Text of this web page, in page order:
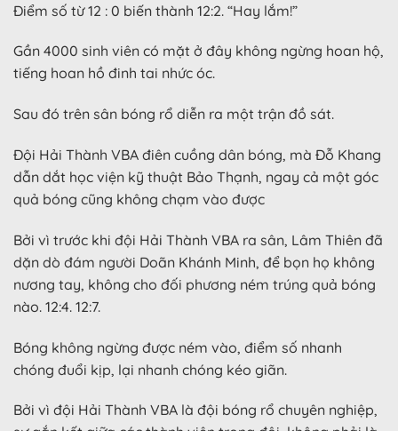
Điểm số từ 12 : 0 biến thành 12:2. “Hay lắm!”
Gần 4000 sinh viên có mặt ở đây không ngừng hoan hộ,
tiếng hoan hồ đinh tai nhức óc.
Sau đó trên sân bóng rổ diễn ra một trận đồ sát.
Đội Hải Thành VBA điên cuồng dân bóng, mà Đỗ Khang
dẫn dắt học viện kỹ thuật Bảo Thạnh, ngay cả một góc
quả bóng cũng không chạm vào được
Bởi vì trước khi đội Hải Thành VBA ra sân, Lâm Thiên đã
dặn dò đám người Doãn Khánh Minh, để bọn họ không
nương tay, không cho đối phương ném trúng quả bóng
nào. 12:4. 12:7.
Bóng không ngừng được ném vào, điểm số nhanh
chóng đuổi kịp, lại nhanh chóng kéo giãn.
Bởi vì đội Hải Thành VBA là đội bóng rổ chuyên nghiệp,